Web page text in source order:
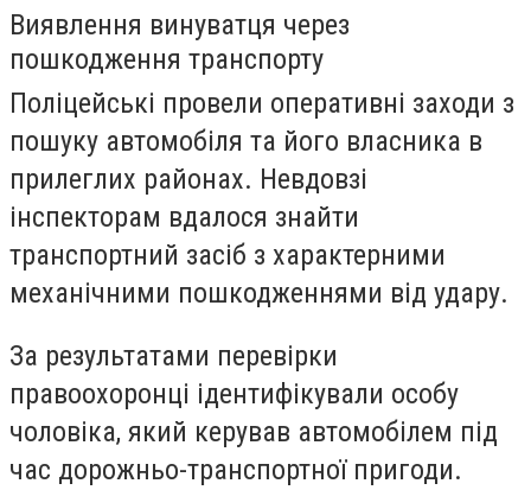
Виявлення винуватця через
пошкодження транспорту
Поліцейські провели оперативні заходи з
пошуку автомобіля та його власника в
прилеглих районах. Невдовзі
інспекторам вдалося знайти
транспортний засіб з характерними
механічними пошкодженнями від удару.
За результатами перевірки
правоохоронці ідентифікували особу
чоловіка, який керував автомобілем під
час дорожньо-транспортної пригоди.